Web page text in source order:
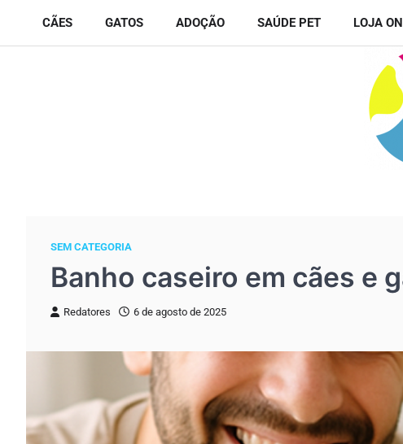
content
CÃES GATOS ADOÇÃO SAÚDE PET LOJA
SEM CATEGORIA
Banho caseiro em cães e
Redatores 6 de agosto de 2025